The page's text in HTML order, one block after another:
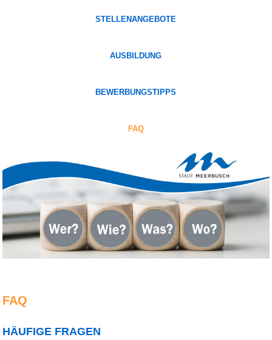
STELLENANGEBOTE
AUSBILDUNG
BEWERBUNGSTIPPS
FAQ
FAQ
HÄUFIGE FRAGEN